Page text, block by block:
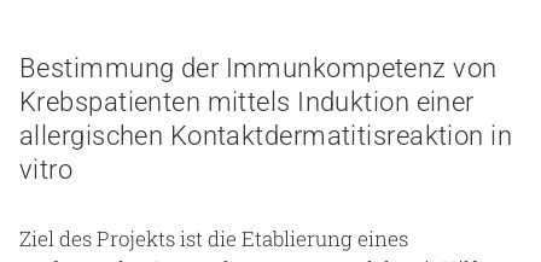
Bestimmung der Immunkompetenz von
Krebspatienten mittels Induktion einer
allergischen Kontaktdermatitisreaktion in
vitro
Ziel des Projekts ist die Etablierung eines